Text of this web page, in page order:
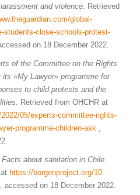
and violence. Retrieved
global-
students-close-schools-protest-
on 18 December 2022.
of the Committee on the Rights
«My Lawyer» programme for
to child protests and the
. Retrieved from OHCHR at
05/experts-committee-rights-
programme-children-ask ,
Facts about sanitation in Chile.
https://borgenproject.org/10-
, accessed on 18 December 2022.